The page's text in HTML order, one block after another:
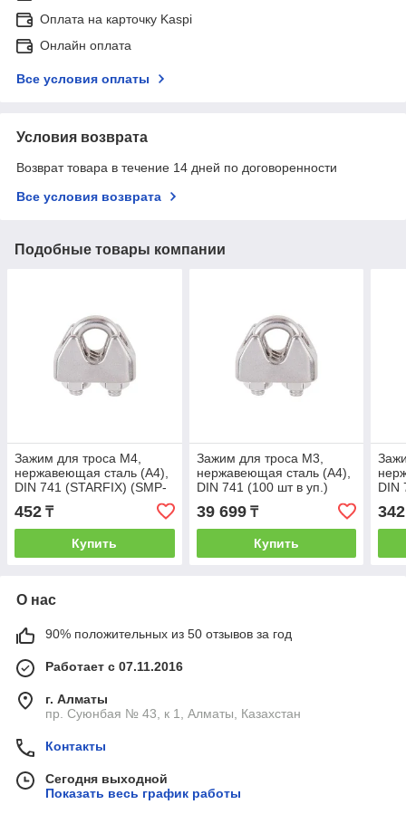
Оплата на карточку Kaspi
Онлайн оплата
Все условия оплаты
Условия возврата
Возврат товара в течение 14 дней по договоренности
Все условия возврата
Подобные товары компании
Зажим для троса М4,
нержавеющая сталь (А4),
DIN 741 (STARFIX) (SMP-
02259-1)
452 ₸
Купить
Зажим для троса М3,
нержавеющая сталь (А4),
DIN 741 (100 шт в уп.)
(STARFIX) (SM-13483-
100)
39 699₸
Купить
DIN
342
О нас
90% положительных из 50 отзывов за год
Работает с 07.11.2016
г. Алматы
пр. Суюнбая № 43, к 1, Алматы, Казахстан
Контакты
Сегодня выходной
Показать весь график работы